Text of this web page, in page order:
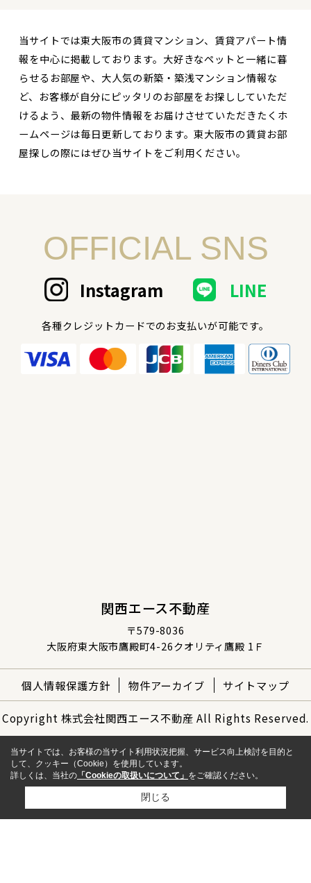
当サイトでは東大阪市の賃貸マンション、賃貸アパート情
報を中心に掲載しております。大好きなペットと一緒に暮
らせるお部屋や、大人気の新築・築浅マンション情報な
ど、お客様が自分にピッタリのお部屋をお探ししていただ
けるよう、最新の物件情報をお届けさせていただきたくホ
ームページは毎日更新しております。東大阪市の賃貸お部
屋探しの際にはぜひ当サイトをご利用ください。
OFFICIAL SNS
Instagram LINE
各種クレジットカードでのお支払いが可能です。
関西エース不動産
〒579-8036
大阪府東大阪市鷹殿町4-26クオリティ鷹殿 1Ｆ
個人情報保護方針 物件アーカイブ サイトマップ
Copyright 株式会社関西エース不動産 All Rights Reserved.
当サイトでは、お客様の当サイト利用状況把握、サービス向上検討を目的と
して、クッキー（Cookie）を使用しています。
詳しくは、当社の 「Cookieの取扱いについて」 をご確認ください。
閉じる